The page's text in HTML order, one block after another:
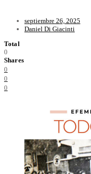
septiembre 26, 2025
Daniel Di Giacinti
Total
0
Shares
0
0
0